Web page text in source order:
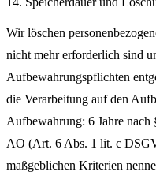
Wir löschen
nicht mehr erforderlich sind
Aufbewahrungspflichten
die Verarbeitung auf den
Aufbewahrung: 6 Jahre
AO (Art. 6 Abs. 1 lit. c
maßgeblichen Kriterien